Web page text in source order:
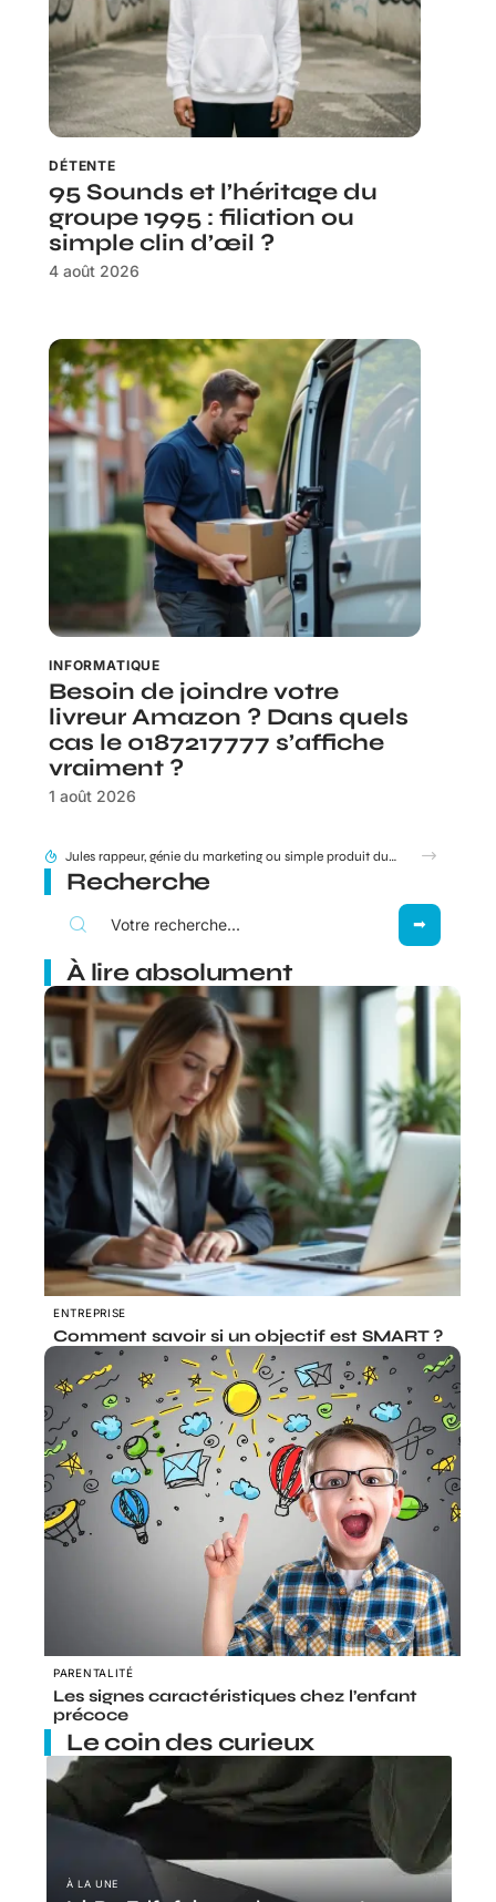
DÉTENTE
95 Sounds et l’héritage du
groupe 1995 : filiation ou
simple clin d’œil ?
4 août 2026
INFORMATIQUE
Besoin de joindre votre
livreur Amazon ? Dans quels
cas le 0187217777 s’affiche
vraiment ?
1 août 2026
95 Sounds et l’héritage du groupe 1995 : filiation ou simple clin d’œil ?
Recherche
À lire absolument
ENTREPRISE
Comment savoir si un objectif est SMART ?
PARENTALITÉ
Les signes caractéristiques chez l’enfant
précoce
Le coin des curieux
À LA UNE